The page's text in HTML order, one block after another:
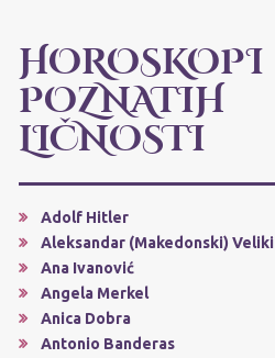
HOROSKOPI
POZNATIH
LIČNOSTI
Adolf Hitler
Aleksandar (Makedonski) Veliki
Ana Ivanović
Angela Merkel
Anica Dobra
Antonio Banderas